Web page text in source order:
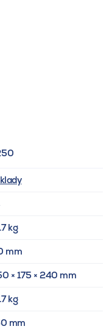
kg
mm
× 175 × 240 mm
kg
mm